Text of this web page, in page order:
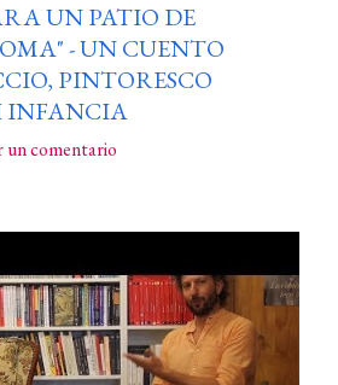
UN PATIO DE
- UN CUENTO
PINTORESCO
INFANCIA
un comentario